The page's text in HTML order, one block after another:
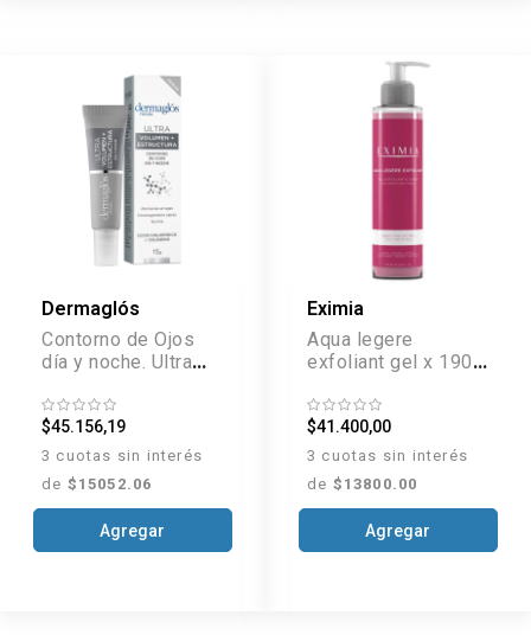
Dermaglós
Contorno de Ojos
día y noche. Ultra
Estructura x 15 g
$45.156,19
3 cuotas sin interés
de $15052.06
Agregar
Eximia
Aqua legere
exfoliant gel x 190
$41.400,00
3 cuotas sin interés
de $13800.00
Agregar